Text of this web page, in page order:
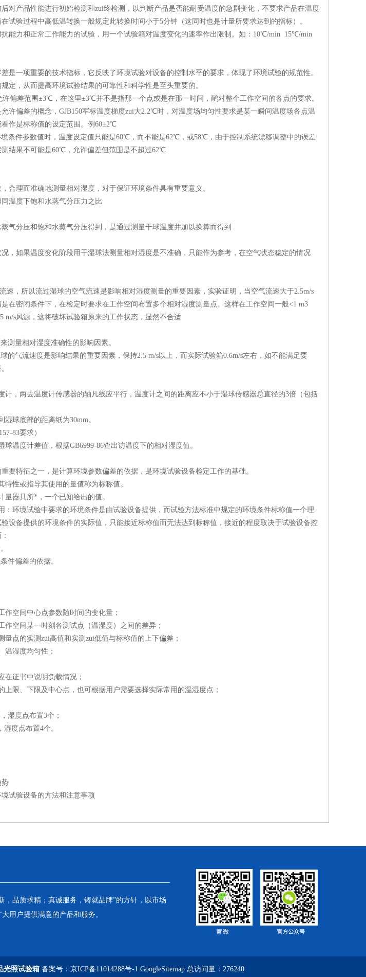
对产品性能进行初始检测和zui终检测，以判断产品是否能耐受温度的急剧变化，不要求产品在温度
试验过程中高低温转换一般规定此转换时间小于5分钟（这同时也是计量所要求达到的指标）。
能力和正常工作能力的试验，用一个试验箱对温度变化的速率作出限制。如：10℃/min 15℃/min
是一项重要的技术指标，它反映了环境试验对设备的控制水平的要求，体现了环境试验的规范性。
定，从而提高环境试验结果的可靠性和科学性是至头重要的。
许偏差范围±3℃，在这里±3℃并不是指那一个点或是在那一时间，鸸对整个工作空间的各点的要求。
许偏差的概念，GJB150军标温度梯度zui大2.2℃时，对温度场均匀性要求是某一瞬间温度场各点温
作是标称值的设定范围。例60±2℃
条件参数值时，温度设定值只能是60℃，而不能是62℃，或58℃，由于控制系统漂移调整中的误差
结果不可能是60℃，允许偏差但范围是不超过62℃
合理而准确地测量相对湿度，对于保证环境条件具有重要意义。
温度下饱和水蒸气分压力之比
气分压和饱和水蒸气分压得到，是通过测量干球温度并加以换算而得到
，如果温度变化阶段用干湿球法测量相对湿度是不准确，只能作为参考，在空气状态稳定的情况
速，所以流过湿球的空气流速是影响相对湿度测量的重要因素，实验证明，当空气流速大于2.5m/s
在密闭条件下，在检定时要求在工作空间布置多个相对湿度测量点。这样在工作空间一般<1 m3
m/s风源，这将破坏试验箱原来的工作状态，显然不合适
测量相对湿度准确性的影响因素。
的气流速度是影响结果的重要因素，保持2.5 m/s以上，而实际试验箱0.6m/s左右，如不能满足要
计，两去温度计传感器的轴凡线应平行，温度计之间的距离应不小于湿球传感器总直径的3倍（包括
球底部的距离纸为30mm。
83要求）
温度计差值，根据GB6999-86查出访温度下的相对湿度值。
要特征之一，是计算环境参数偏差的依据，是环境试验设备检定工作的基础。
性或指导其使用的量值称为标称值。
器具所*，一个已知给出的值。
：环境试验中要求的环境条件是由试验设备提供，而试验方法标准中规定的环境条件标称值一个理
设备提供的环境条件的实际值，只能接近标称值而无法达到标称值，接近的程度取决于试验设备控
件偏差的依据。
空间中心点参数随时间的变化量；
空间某一时刻各测试点（温湿度）之间的差异；
点的实测zui高值和实测zui低值与标称值的上下偏差；
温湿度均匀性；
在证书中说明负载情况；
限、下限及中心点，也可根据用户需要选择实际常用的温湿度点；
湿度点布置3个；
度点布置4个。
势
试验设备的方法和注意事项
，品质求精；真诚服务，铸就品牌”的方针，以市场
用户提供满意的产品和服务。
光照试验箱 备案号： 京ICP备11014288号-1 GoogleSitemap 总访问量：276240